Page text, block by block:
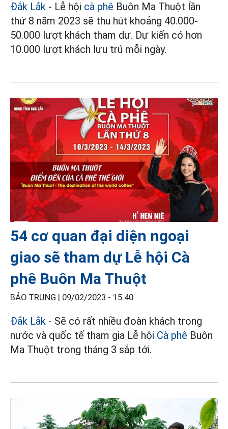
Đắk Lắk - Lễ hội cà phê Buôn Ma Thuột lần
thứ 8 năm 2023 sẽ thu hút khoảng 40.000-
50.000 lượt khách tham dự. Dự kiến có hơn
10.000 lượt khách lưu trú mỗi ngày.
54 cơ quan đại diện ngoại
giao sẽ tham dự Lễ hội Cà
phê Buôn Ma Thuột
BẢO TRUNG | 09/02/2023 - 15:40
Đắk Lắk - Sẽ có rất nhiều đoàn khách trong
nước và quốc tế tham gia Lễ hội Cà phê Buôn
Ma Thuột trong tháng 3 sắp tới.